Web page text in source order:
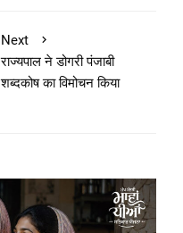
Next
राज्यपाल ने डोगरी पंजाबी
शब्दकोष का विमोचन किया